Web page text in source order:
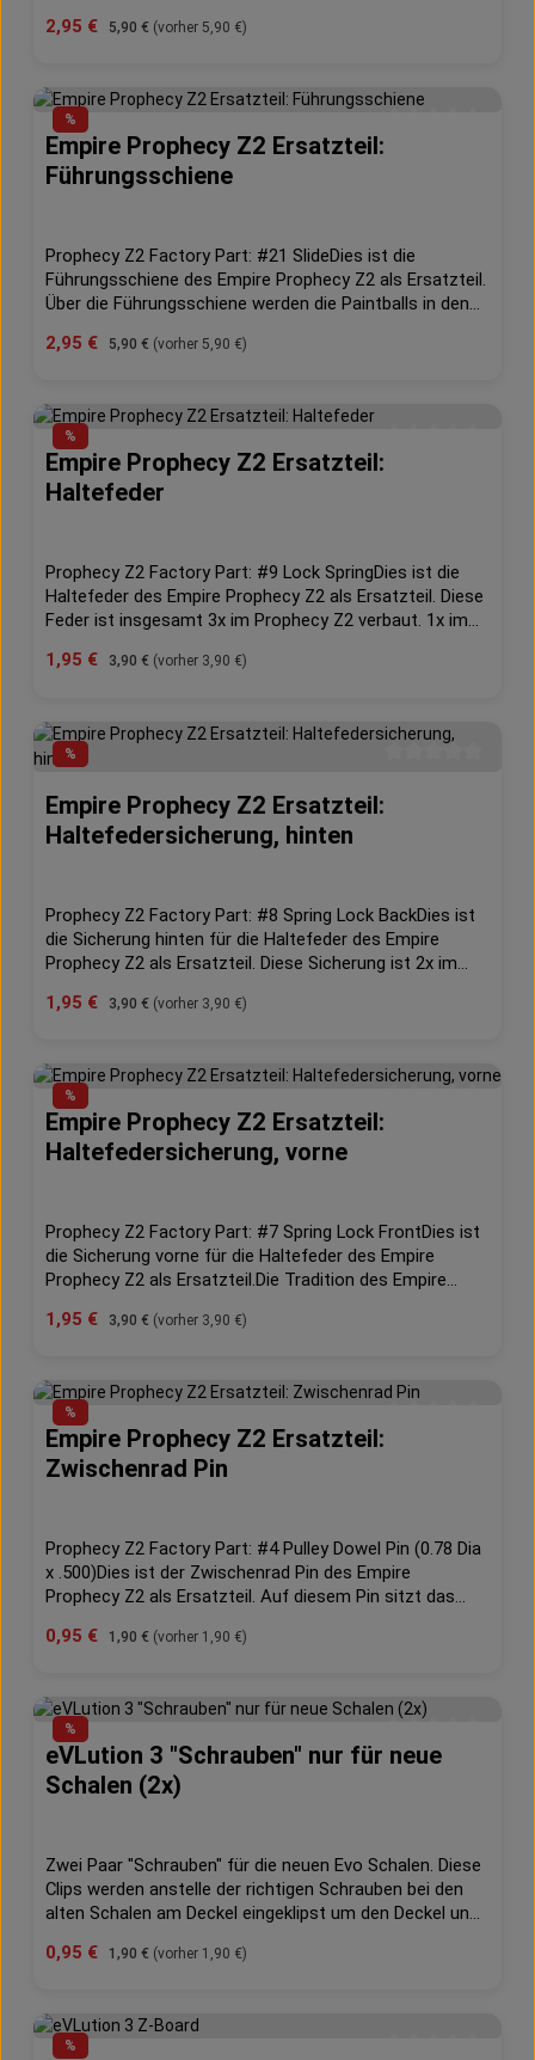
setzt sich fort mit der Veröffentlichung des Prophecy
überwacht kontinuierlich die Antriebskraft, die Feuerrate
und er löst selbständig verklemmte Paintballs bevor
diese eine Chance haben Euch die perfekte
Schußsituation zu zerstören.
Verkaufspreis:
2,95 € Regulärer Preis:
5,90 € (vorher 5,90 €)
%
Durchschnittliche
Empire Prophecy Z2 Ersatzteil:
Führungsschiene
Prophecy Z2 Factory Part: #21 SlideDies ist die
Führungsschiene des Empire Prophecy Z2 als Ersatzteil.
Über die Führungsschiene werden die Paintballs in den
Hopper setzt sich fort mit der Veröffentlichung des
überwacht kontinuierlich die Antriebskraft, die Feuerrate
und er löst selbständig verklemmte Paintballs bevor
diese eine Chance haben Euch die perfekte
Schußsituation zu zerstören.
Verkaufspreis:
2,95 € Regulärer Preis:
5,90 € (vorher 5,90 €)
%
Durchschnittliche
Empire Prophecy Z2 Ersatzteil:
Haltefeder
Prophecy Z2 Factory Part: #9 Lock SpringDies ist die
Haltefeder des Empire Prophecy Z2 als Ersatzteil. Diese
Feder ist insgesamt 3x im Prophecy Z2 verbaut. 1x im
Bereich.Die Tradition des Empire Prophecy Hopper setzt
kontinuierlich die Antriebskraft, die Feuerrate und er löst
selbständig verklemmte Paintballs bevor diese eine
zerstören.
Verkaufspreis:
1,95 € Regulärer Preis:
3,90 € (vorher 3,90 €)
%
Empire Prophecy Z2 Ersatzteil:
Haltefedersicherung, hinten
Prophecy Z2 Factory Part: #8 Spring Lock BackDies ist
die Sicherung hinten für die Haltefeder des Empire
Prophecy Z2 als Ersatzteil. Diese Sicherung ist 2x im
Hopper setzt sich fort mit der Veröffentlichung des
und er löst selbständig verklemmte Paintballs bevor
diese eine Chance haben Euch die perfekte
Schußsituation zu zerstören.
Verkaufspreis:
1,95 € Regulärer Preis:
3,90 € (vorher 3,90 €)
%
Durchschnittliche
Empire Prophecy Z2 Ersatzteil:
Haltefedersicherung, vorne
Prophecy Z2 Factory Part: #7 Spring Lock FrontDies ist
die Sicherung vorne für die Haltefeder des Empire
Prophecy Z2 als Ersatzteil.Die Tradition des Empire
Veröffentlichung des Prophecy Z2 Paintball Hoppers.
verklemmte Paintballs bevor diese eine Chance haben
Euch die perfekte Schußsituation zu zerstören.
Verkaufspreis:
1,95 € Regulärer Preis:
3,90 € (vorher 3,90 €)
%
Durchschnittliche
Empire Prophecy Z2 Ersatzteil:
Zwischenrad Pin
Prophecy Z2 Factory Part: #4 Pulley Dowel Pin (0.78 Dia
x .500)Dies ist der Zwischenrad Pin des Empire
Prophecy Z2 als Ersatzteil. Auf diesem Pin sitzt das
setzt sich fort mit der Veröffentlichung des Prophecy
und er löst selbständig verklemmte Paintballs bevor
diese eine Chance haben Euch die perfekte
Schußsituation zu zerstören.
Verkaufspreis:
0,95 € Regulärer Preis:
1,90 € (vorher 1,90 €)
%
Durchschnittliche
eVLution 3 "Schrauben" nur für neue
Schalen (2x)
Zwei Paar "Schrauben" für die neuen Evo Schalen. Diese
Clips werden anstelle der richtigen Schrauben bei den
alten Schalen am Deckel eingeklipst um den Deckel und
eVLution II und 3Diese Set umfaßt vier Teile, wobei zwei
Verkaufspreis:
0,95 € Regulärer Preis:
1,90 € (vorher 1,90 €)
%